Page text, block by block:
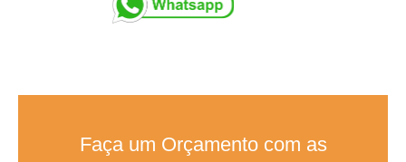
Faça um Orçamento com as